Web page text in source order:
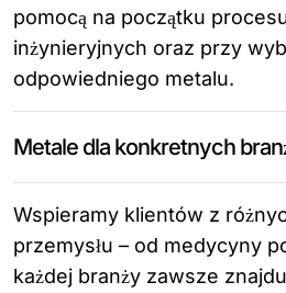
pomocą na początku
inżynieryjnych oraz przy
odpowiedniego metalu.
Metale dla konkretnych
Wspieramy klientów z
przemysłu – od medycyny
każdej branży zawsze